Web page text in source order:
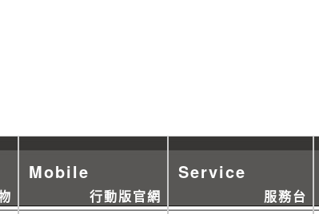
Mobile
行動版官網
Service
服務台